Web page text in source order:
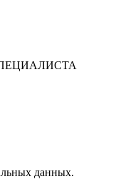
данных.